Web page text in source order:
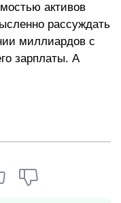
активов
рассуждать
миллиардов с
зарплаты. А